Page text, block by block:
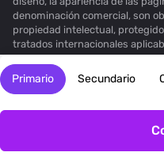
Primario Secundario
denominación comercial, son
propiedad intelectual,
tratados internacionales